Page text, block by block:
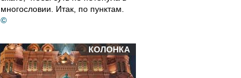
многословии. Итак, по пунктам.
©
КОЛОНКА